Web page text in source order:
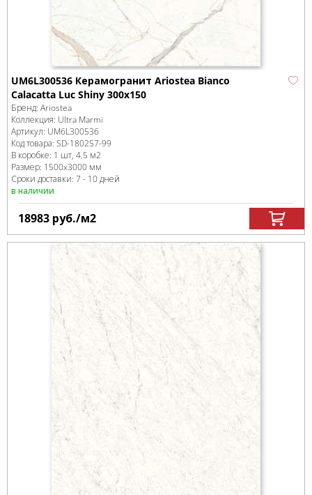
UM6L300536 Керамогранит Ariostea Bianco
Calacatta Luc Shiny 300x150
Бренд: Ariostea
Коллекция: Ultra Marmi
Артикул: UM6L300536
Код товара: SD-180257-99
В коробке: 1 шт, 4.5 м2
Размер: 1500x3000 мм
Сроки доставки: 7 - 10 дней
в наличии
18983 руб./м2